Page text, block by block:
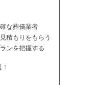
な葬儀業者
積もりをもらう
ンを把握する